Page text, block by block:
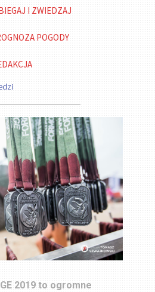
I ZWIEDZAJ
POGODY
2019 to ogromne